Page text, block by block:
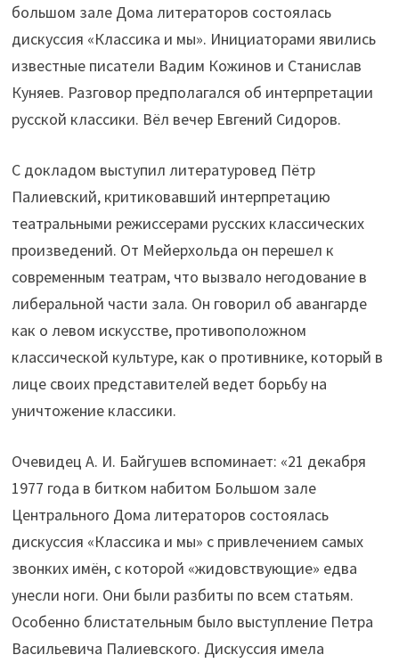
большом зале Дома литераторов состоялась
дискуссия «Классика и мы». Инициаторами явились
известные писатели Вадим Кожинов и Станислав
Куняев. Разговор предполагался об интерпретации
русской классики. Вёл вечер Евгений Сидоров.
С докладом выступил литературовед Пётр
Палиевский, критиковавший интерпретацию
театральными режиссерами русских классических
произведений. От Мейерхольда он перешел к
современным театрам, что вызвало негодование в
либеральной части зала. Он говорил об авангарде
как о левом искусстве, противоположном
классической культуре, как о противнике, который в
лице своих представителей ведет борьбу на
уничтожение классики.
Очевидец А. И. Байгушев вспоминает: «21 декабря
1977 года в битком набитом Большом зале
Центрального Дома литераторов состоялась
дискуссия «Классика и мы» с привлечением самых
звонких имён, с которой «жидовствующие» едва
унесли ноги. Они были разбиты по всем статьям.
Особенно блистательным было выступление Петра
Васильевича Палиевского. Дискуссия имела